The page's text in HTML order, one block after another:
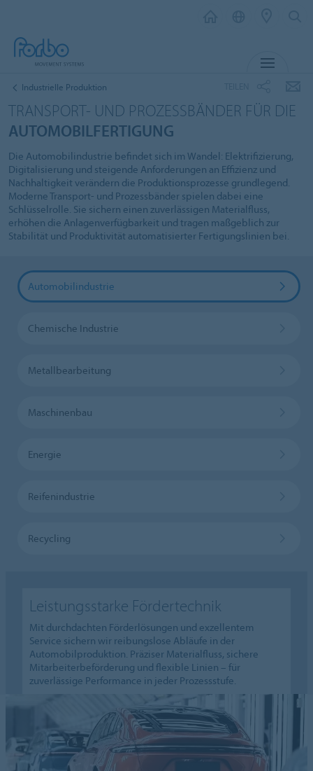
Industrielle Produktion
TRANSPORT- UND PROZESSBÄNDER FÜR DIE
AUTOMOBILFERTIGUNG
Die Automobilindustrie befindet sich im Wandel: Elektrifizierung,
Digitalisierung und steigende Anforderungen an Effizienz und
Nachhaltigkeit verändern die Produktionsprozesse grundlegend.
Moderne Transport- und Prozessbänder spielen dabei eine
Schlüsselrolle. Sie sichern einen zuverlässigen Materialfluss,
erhöhen die Anlagenverfügbarkeit und tragen maßgeblich zur
Stabilität und Produktivität automatisierter Fertigungslinien bei.
Automobilindustrie
Chemische Industrie
Metallbearbeitung
Maschinenbau
Energie
Reifenindustrie
Recycling
Leistungsstarke Fördertechnik
Mit durchdachten Förderlösungen und exzellentem
Service sichern wir reibungslose Abläufe in der
Automobilproduktion. Präziser Materialfluss, sichere
Mitarbeiterbeförderung und flexible Linien – für
zuverlässige Performance in jeder Prozessstufe.